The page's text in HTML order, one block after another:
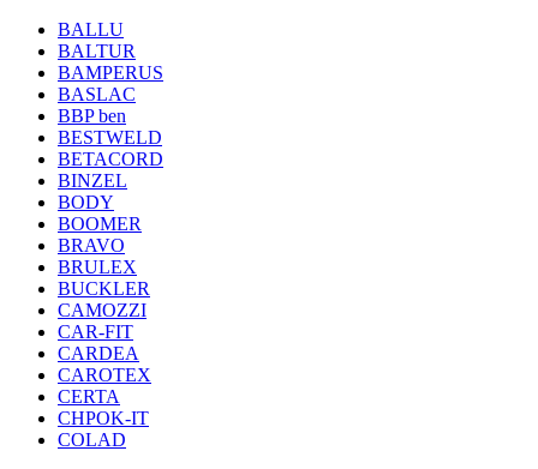
BALLU
BALTUR
BAMPERUS
BASLAC
BBP ben
BESTWELD
BETACORD
BINZEL
BODY
BOOMER
BRAVO
BRULEX
BUCKLER
CAMOZZI
CAR-FIT
CARDEA
CAROTEX
CERTA
CHPOK-IT
COLAD